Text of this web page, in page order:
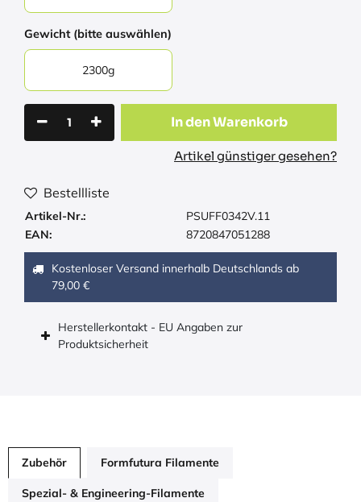
Gewicht (bitte auswählen)
2300g
In den Warenkorb
Artikel günstiger gesehen?
Bestellliste
Artikel-Nr.:
PSUFF0342V.11
EAN:
8720847051288
Kostenloser Versand innerhalb Deutschlands ab
79,00 €
Herstellerkontakt - EU Angaben zur
Produktsicherheit
Zubehör Formfutura Filamente
Spezial- & Engineering-Filamente